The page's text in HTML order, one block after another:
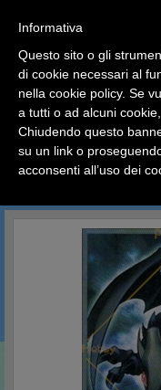
HOME YU-GI-OH
Duellanti
Ciao a tutti, il negozio
compreso.
Tutti gli ordini
spediti a partire dal
Buone vacanze a
Informativa
Questo sito o gli
di cookie necessari al
nella cookie policy. Se
a tutti o ad alcuni
Chiudendo questo
su un link o
acconsenti all’uso dei